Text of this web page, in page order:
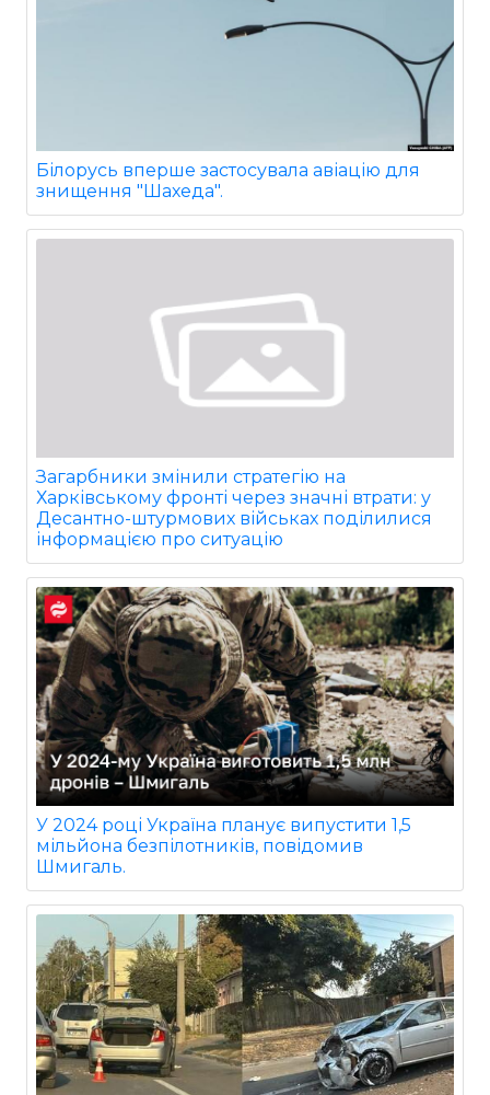
Білорусь вперше застосувала авіацію для
знищення "Шахеда".
Загарбники змінили стратегію на
Харківському фронті через значні втрати: у
Десантно-штурмових військах поділилися
інформацією про ситуацію
У 2024 році Україна планує випустити 1,5
мільйона безпілотників, повідомив
Шмигаль.